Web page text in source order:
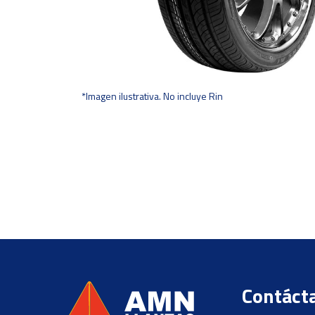
*Imagen ilustrativa. No incluye Rin